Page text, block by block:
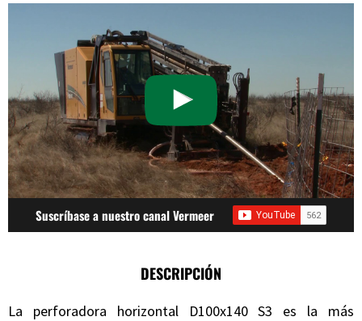
Suscríbase a nuestro canal Vermeer
DESCRIPCIÓN
La perforadora horizontal D100x140 S3 es la más